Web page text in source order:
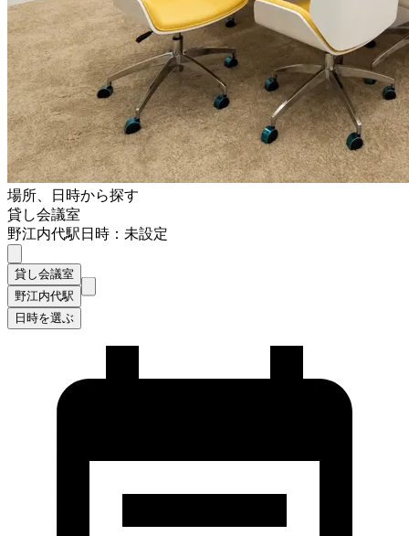
場所、日時から探す
貸し会議室
野江内代駅日時：未設定
貸し会議室
野江内代駅
日時を選ぶ